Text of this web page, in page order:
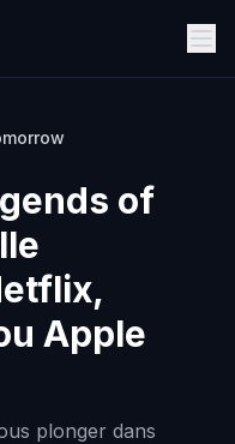
of
Apple
plonger dans